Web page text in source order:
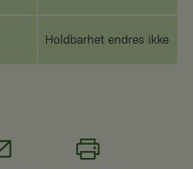
Holdbarhet endres ikke